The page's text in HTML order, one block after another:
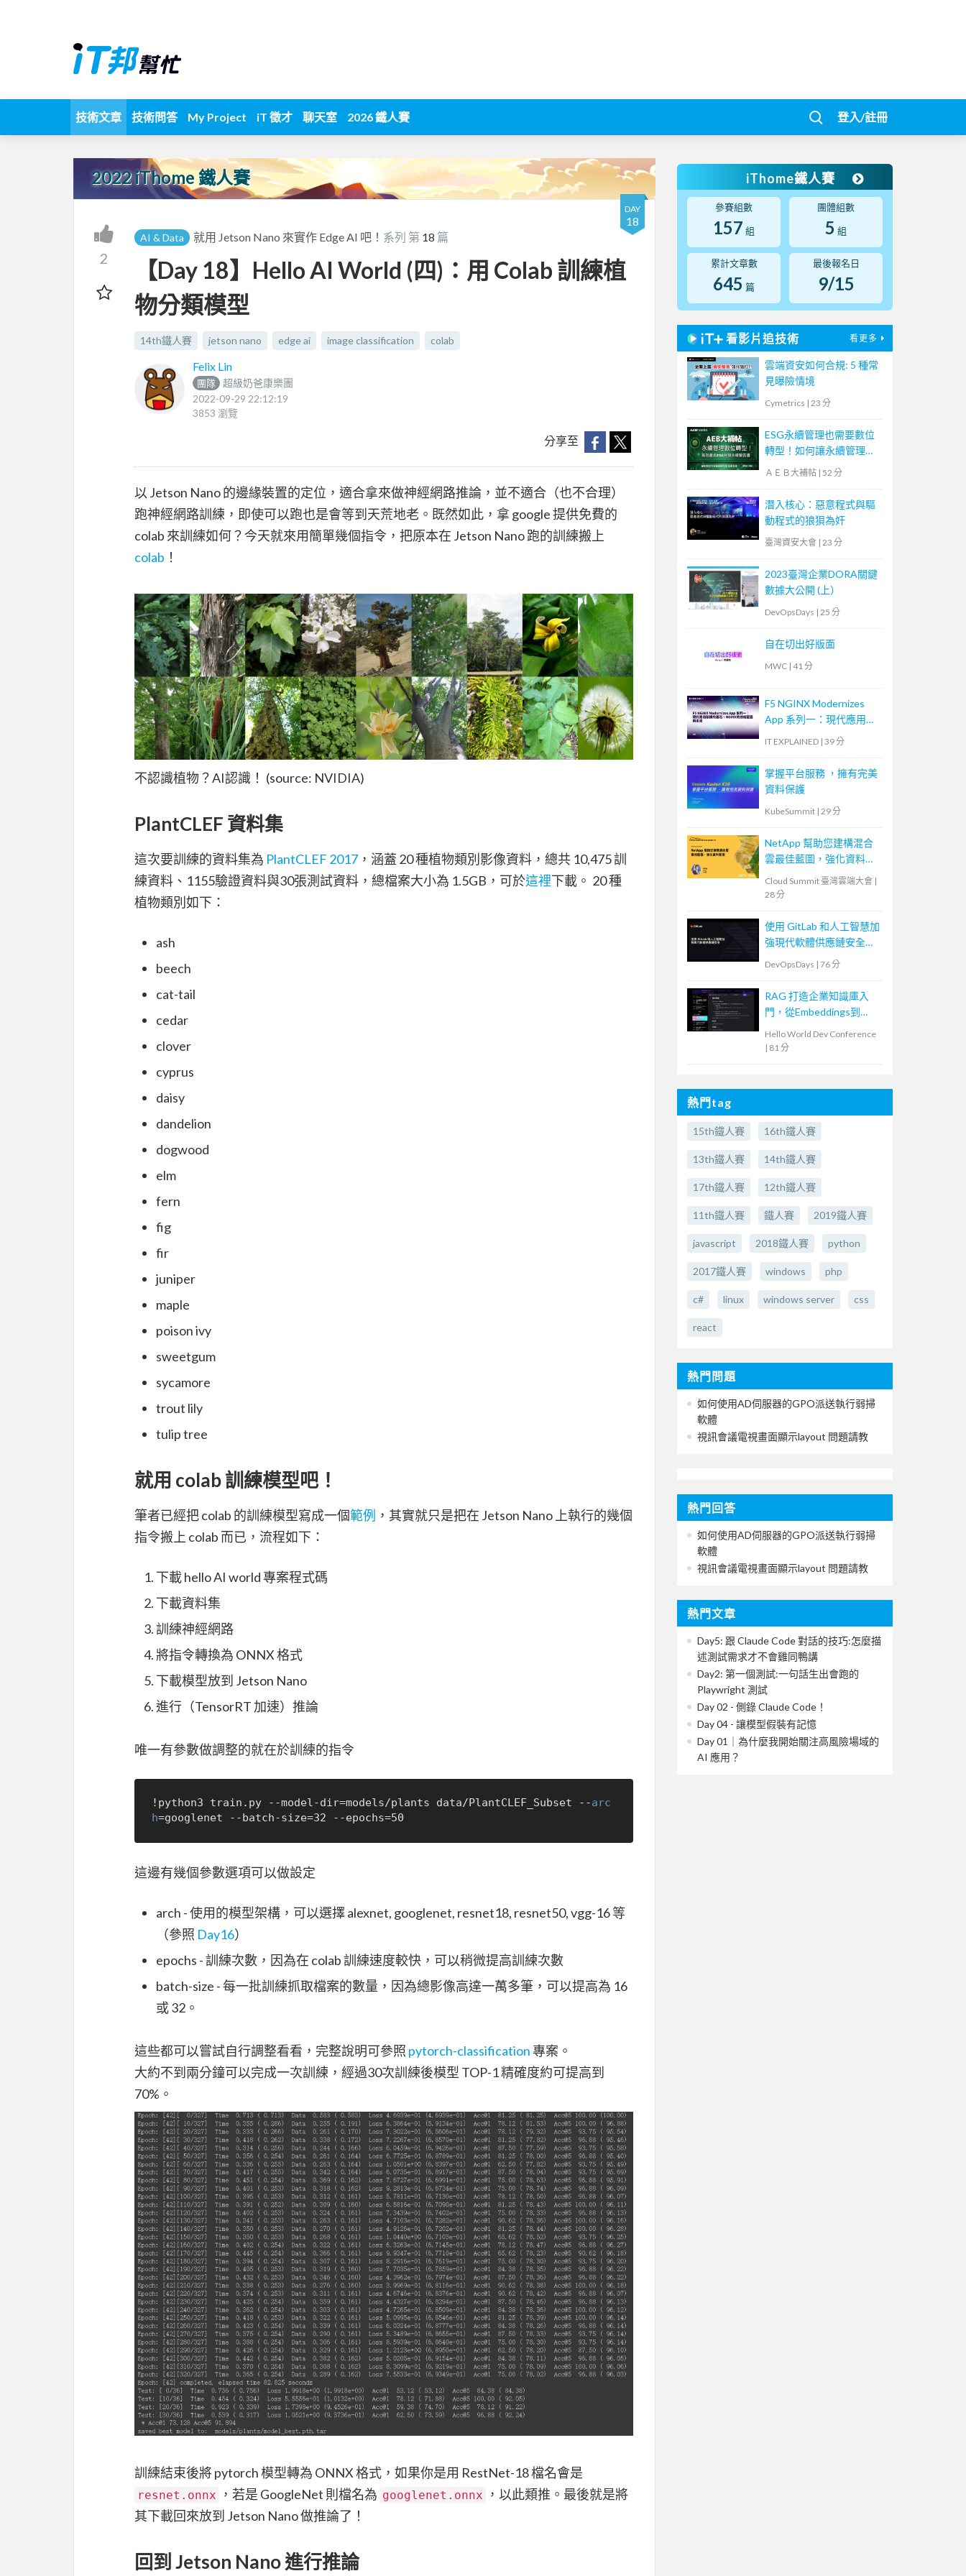
技術文章 技術問答 My Project iT 徵才 聊天室 2026 鐵人賽 登入/註冊
2022 iThome 鐵人賽
DAY
18
2
AI & Data 就用 Jetson Nano 來實作 Edge AI 吧！ 系列 第 18 篇
【Day 18】Hello AI World (四)：用 Colab 訓練植
物分類模型
14th鐵人賽 jetson nano edge ai image classification colab
Felix Lin
團隊
超級奶爸康樂團
2022-09-29 22:12:19
3853 瀏覽
分享至
以 Jetson Nano 的邊緣裝置的定位，適合拿來做神經網路推論，並不適合（也不合理）
跑神經網路訓練，即使可以跑也是會等到天荒地老。既然如此，拿 google 提供免費的
colab 來訓練如何？今天就來用簡單幾個指令，把原本在 Jetson Nano 跑的訓練搬上
colab ！
不認識植物？AI認識！ (source: NVIDIA)
PlantCLEF 資料集
這次要訓練的資料集為 PlantCLEF 2017 ，涵蓋 20 種植物類別影像資料，總共 10,475 訓
練資料、1155驗證資料與30張測試資料，總檔案大小為 1.5GB，可於這裡下載。 20 種
植物類別如下：
ash
beech
cat-tail
cedar
clover
cyprus
daisy
dandelion
dogwood
elm
fern
fig
fir
juniper
maple
poison ivy
sweetgum
sycamore
trout lily
tulip tree
就用 colab 訓練模型吧！
筆者已經把 colab 的訓練模型寫成一個範例 ，其實就只是把在 Jetson Nano 上執行的幾個
指令搬上 colab 而已，流程如下：
下載 hello AI world 專案程式碼
下載資料集
訓練神經網路
將指令轉換為 ONNX 格式
下載模型放到 Jetson Nano
進行（TensorRT 加速）推論
唯一有參數做調整的就在於訓練的指令
!python3 train.py --model-dir=models/plants data/PlantCLEF_Subset --arc
h
這邊有幾個參數選項可以做設定
arch - 使用的模型架構，可以選擇 alexnet, googlenet, resnet18, resnet50, vgg-16 等
（參照 Day16）
epochs - 訓練次數，因為在 colab 訓練速度較快，可以稍微提高訓練次數
batch-size - 每一批訓練抓取檔案的數量，因為總影像高達一萬多筆，可以提高為 16
或 32。
這些都可以嘗試自行調整看看，完整說明可參照 pytorch-classification專案。
大約不到兩分鐘可以完成一次訓練，經過30次訓練後模型 TOP-1 精確度約可提高到
70%。
訓練結束後將 pytorch 模型轉為 ONNX 格式，如果你是用 RestNet-18 檔名會是
resnet.onnx ，若是 GoogleNet 則檔名為 googlenet.onnx
，以此類推。最後就是將
其下載回來放到 Jetson Nano 做推論了！
回到 Jetson Nano 進行推論
iThome鐵人賽
參賽組數
157 組
團體組數
5 組
累計文章數
645 篇
最後報名日
9/15
看影片追技術 看更多
雲端資安如何合規: 5 種常
見曝險情境
Cymetrics | 23 分
ESG永續管理也需要數位
轉型！如何讓永續管理既
高效又符合國際標章？
ＡＥＢ大補帖 | 52 分
潛入核心：惡意程式與驅
動程式的狼狽為奸
臺灣資安大會 | 23 分
2023臺灣企業DORA關鍵
數據大公開 (上）
DevOpsDays | 25 分
自在切出好版面
MWC | 41 分
F5 NGINX Modernizes
App 系列一：現代應用架
構的基石：NGINX的技術
IT EXPLAINED | 39 分
掌握平台服務 ，擁有完美
資料保護
KubeSummit | 29 分
NetApp 幫助您建構混合
雲最佳藍圖，強化資料管
Cloud Summit 臺灣雲端大會 |
28 分
使用 GitLab 和人工智慧加
強現代軟體供應鏈安全
Securing the Modern
with GitLab and AI
DevOpsDays | 76 分
RAG 打造企業知識庫入
門，從Embeddings到
Hello World Dev Conference
| 81 分
熱門tag
15th鐵人賽 16th鐵人賽
13th鐵人賽 14th鐵人賽
17th鐵人賽 12th鐵人賽
11th鐵人賽 鐵人賽 2019鐵人賽
javascript 2018鐵人賽 python
2017鐵人賽 windows php
c# linux windows server css
react
熱門問題
如何使用AD伺服器的GPO派送執行弱掃
軟體
視訊會議電視畫面顯示layout 問題請教
熱門回答
如何使用AD伺服器的GPO派送執行弱掃
軟體
視訊會議電視畫面顯示layout 問題請教
熱門文章
Day5: 跟 Claude Code 對話的技巧:怎麼描
述測試需求才不會雞同鴨講
Day2: 第一個測試:一句話生出會跑的
Playwright 測試
Day 02 - 側錄 Claude Code！
Day 04 - 讓模型假裝有記憶
Day 01｜為什麼我開始關注高風險場域的
AI 應用？